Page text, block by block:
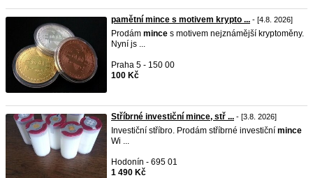
pamětní mince s motivem krypto ... - [4.8. 2026]
Prodám mince s motivem nejznámější kryptoměny.
Nyní js ...
Praha 5 - 150 00
100 Kč
Stříbrné investiční mince, stř ... - [3.8. 2026]
Investiční stříbro. Prodám stříbrné investiční mince
Wi ...
Hodonín - 695 01
1 490 Kč